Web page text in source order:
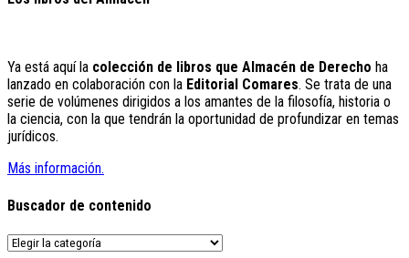
Ya está aquí la colección de libros que Almacén de Derecho ha
lanzado en colaboración con la Editorial Comares. Se trata de una
serie de volúmenes dirigidos a los amantes de la filosofía, historia o
la ciencia, con la que tendrán la oportunidad de profundizar en temas
jurídicos.
Más información.
Buscador de contenido
Buscador